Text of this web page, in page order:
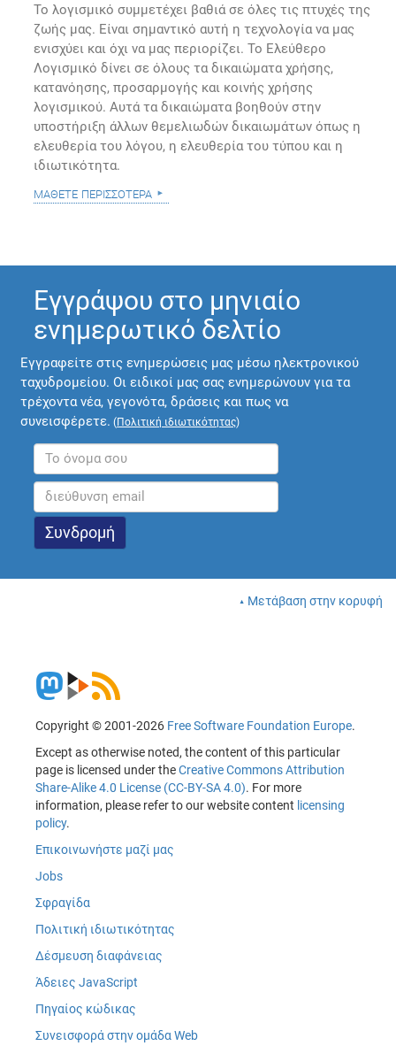
Το λογισμικό συμμετέχει βαθιά σε όλες τις πτυχές της
ζωής μας. Είναι σημαντικό αυτή η τεχνολογία να μας
ενισχύει και όχι να μας περιορίζει. Το Ελεύθερο
Λογισμικό δίνει σε όλους τα δικαιώματα χρήσης,
κατανόησης, προσαρμογής και κοινής χρήσης
λογισμικού. Αυτά τα δικαιώματα βοηθούν στην
υποστήριξη άλλων θεμελιωδών δικαιωμάτων όπως η
ελευθερία του λόγου, η ελευθερία του τύπου και η
ιδιωτικότητα.
μάθετε περισσότερα
Εγγράψου στο μηνιαίο
ενημερωτικό δελτίο
Εγγραφείτε στις ενημερώσεις μας μέσω ηλεκτρονικού
ταχυδρομείου. Οι ειδικοί μας σας ενημερώνουν για τα
τρέχοντα νέα, γεγονότα, δράσεις και πως να
συνεισφέρετε. (Πολιτική ιδιωτικότητας)
Μετάβαση στην κορυφή
Copyright © 2001-2026 Free Software Foundation Europe.
Except as otherwise noted, the content of this particular
page is licensed under theCreative Commons Attribution
Share-Alike 4.0 License (CC-BY-SA 4.0). For more
information, please refer to our website content licensing
policy.
Επικοινωνήστε μαζί μας
Jobs
Σφραγίδα
Πολιτική ιδιωτικότητας
Δέσμευση διαφάνειας
Άδειες JavaScript
Πηγαίος κώδικας
Συνεισφορά στην ομάδα Web